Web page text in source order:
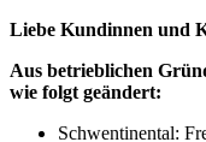
Liebe Kundinnen und
Aus betrieblichen
wie folgt geändert:
Schwentinental: